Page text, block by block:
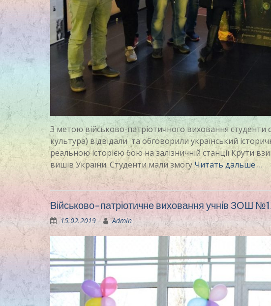
З метою військово-патріотичного виховання студенти
культура) відвідали та обговорили український
реальною історією бою на залізничній станції Крути
вишів України. Студенти мали змогу Читать дальше …
Військово-патріотичне виховання учнів ЗОШ
15.02.2019 Admin